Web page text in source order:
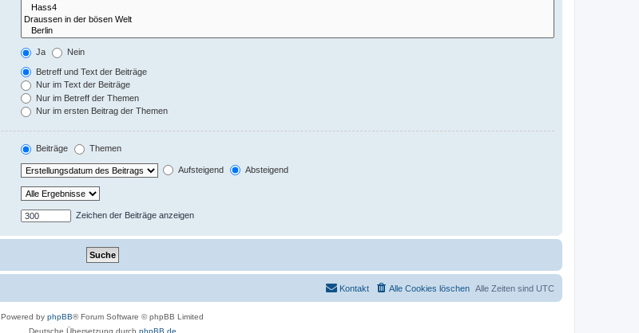
Ja Nein
Betreff und Text der Beiträge
Nur im Text der Beiträge
Nur im Betreff der Themen
Nur im ersten Beitrag der Themen
Beiträge Themen
Aufsteigend Absteigend
Zeichen der Beiträge anzeigen
Alle Zeiten sind UTC
Alle Cookies löschen
Kontakt
Powered by phpBB® Forum Software © phpBB Limited
Deutsche Übersetzung durch phpBB.de